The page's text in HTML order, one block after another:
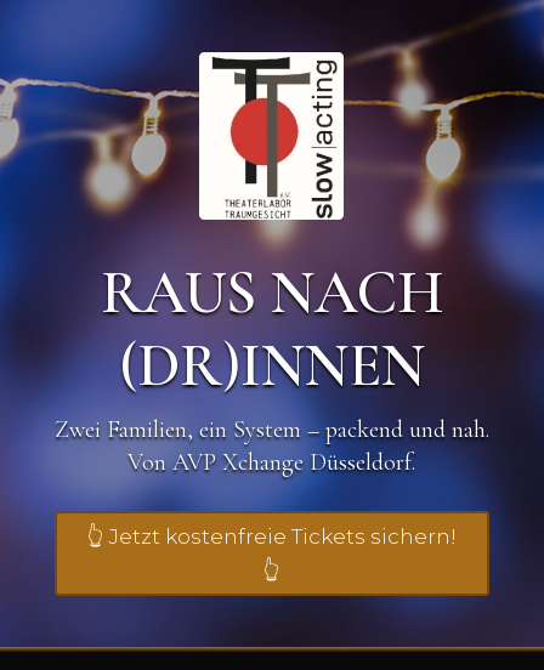
RAUS NACH
(DR)INNEN
Zwei Familien, ein System – packend und nah.
Von AVP Xchange Düsseldorf.
👆 Jetzt kostenfreie Tickets sichern!
👆